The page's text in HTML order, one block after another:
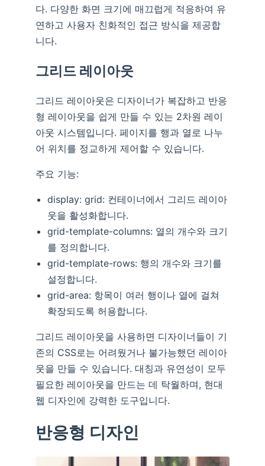
다. 다양한 화면 크기에 매끄럽게 적응하여 유
연하고 사용자 친화적인 접근 방식을 제공합
니다.
그리드 레이아웃
그리드 레이아웃은 디자이너가 복잡하고 반응
형 레이아웃을 쉽게 만들 수 있는 2차원 레이
아웃 시스템입니다. 페이지를 행과 열로 나누
어 위치를 정교하게 제어할 수 있습니다.
주요 기능:
display: grid: 컨테이너에서 그리드 레이아
웃을 활성화합니다.
grid-template-columns: 열의 개수와 크기
를 정의합니다.
grid-template-rows: 행의 개수와 크기를
설정합니다.
grid-area: 항목이 여러 행이나 열에 걸쳐
확장되도록 허용합니다.
그리드 레이아웃을 사용하면 디자이너들이 기
존의 CSS로는 어려웠거나 불가능했던 레이아
웃을 만들 수 있습니다. 대칭과 유연성이 모두
필요한 레이아웃을 만드는 데 탁월하며, 현대
웹 디자인에 강력한 도구입니다.
반응형 디자인